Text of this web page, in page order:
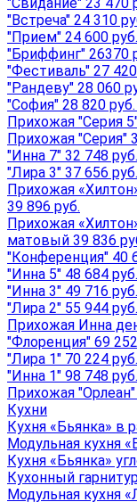
"Встреча" 24 310
"Прием" 24 600
"Бриффинг" 26370
"Фестиваль" 27
"Рандеву" 28 060
"София" 28 820
Прихожая "Серия
Прихожая "Серия"
"Инна 7" 32 748 руб.
"Лира 3" 37 656 руб.
Прихожая
39 896 руб.
Прихожая
матовый 39 836
"Конференция" 40
"Инна 5" 48 684 руб.
"Инна 3" 49 716 руб.
"Лира 2" 55 944 руб.
Прихожая Инна
"Флоренция" 69
"Лира 1" 70 224 руб.
"Инна 1" 98 748 руб.
Прихожая "Орлеан"
Кухни
Кухня «Бьянка» в
Модульная кухня
Кухня «Бьянка»
Кухонный
Модульная кухня